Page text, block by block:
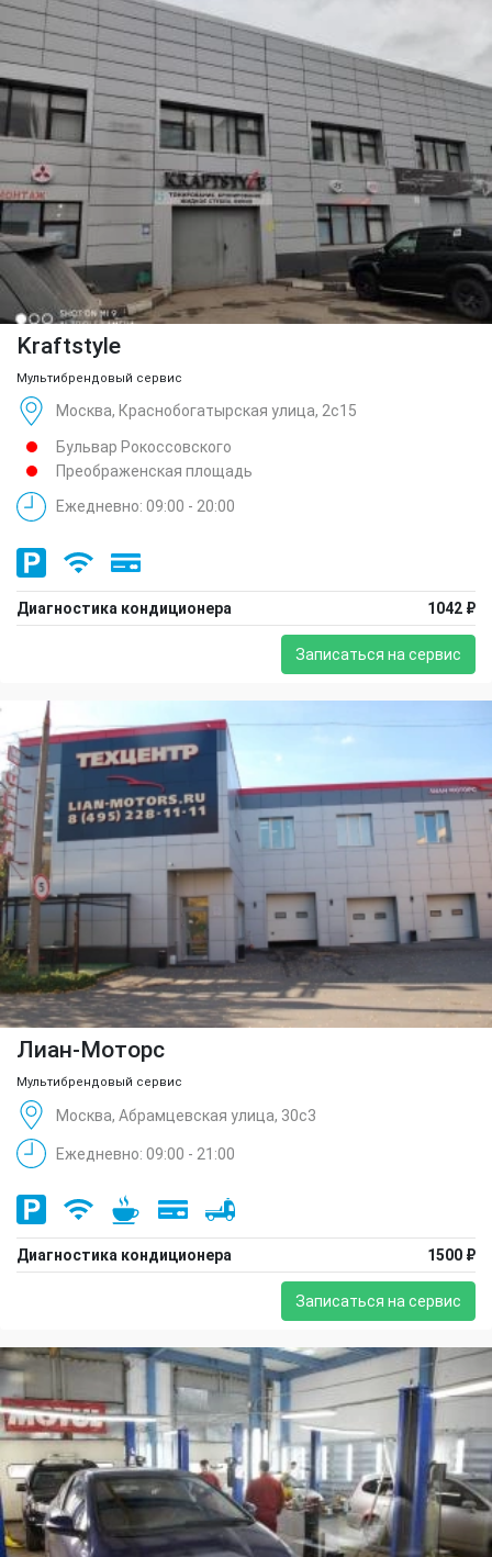
Kraftstyle
Мультибрендовый сервис
Москва, Краснобогатырская улица, 2с15
Бульвар Рокоссовского
Преображенская площадь
Ежедневно: 09:00 - 20:00
Диагностика кондиционера 1042 ₽
Записаться на сервис
Лиан-Моторс
Мультибрендовый сервис
Москва, Абрамцевская улица, 30с3
Ежедневно: 09:00 - 21:00
Диагностика кондиционера 1500 ₽
Записаться на сервис